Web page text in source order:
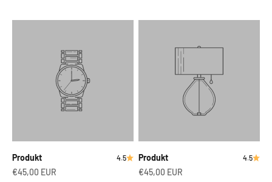
Produkt 4.5
€45,00 EUR
Produkt 4.5
€45,00 EUR